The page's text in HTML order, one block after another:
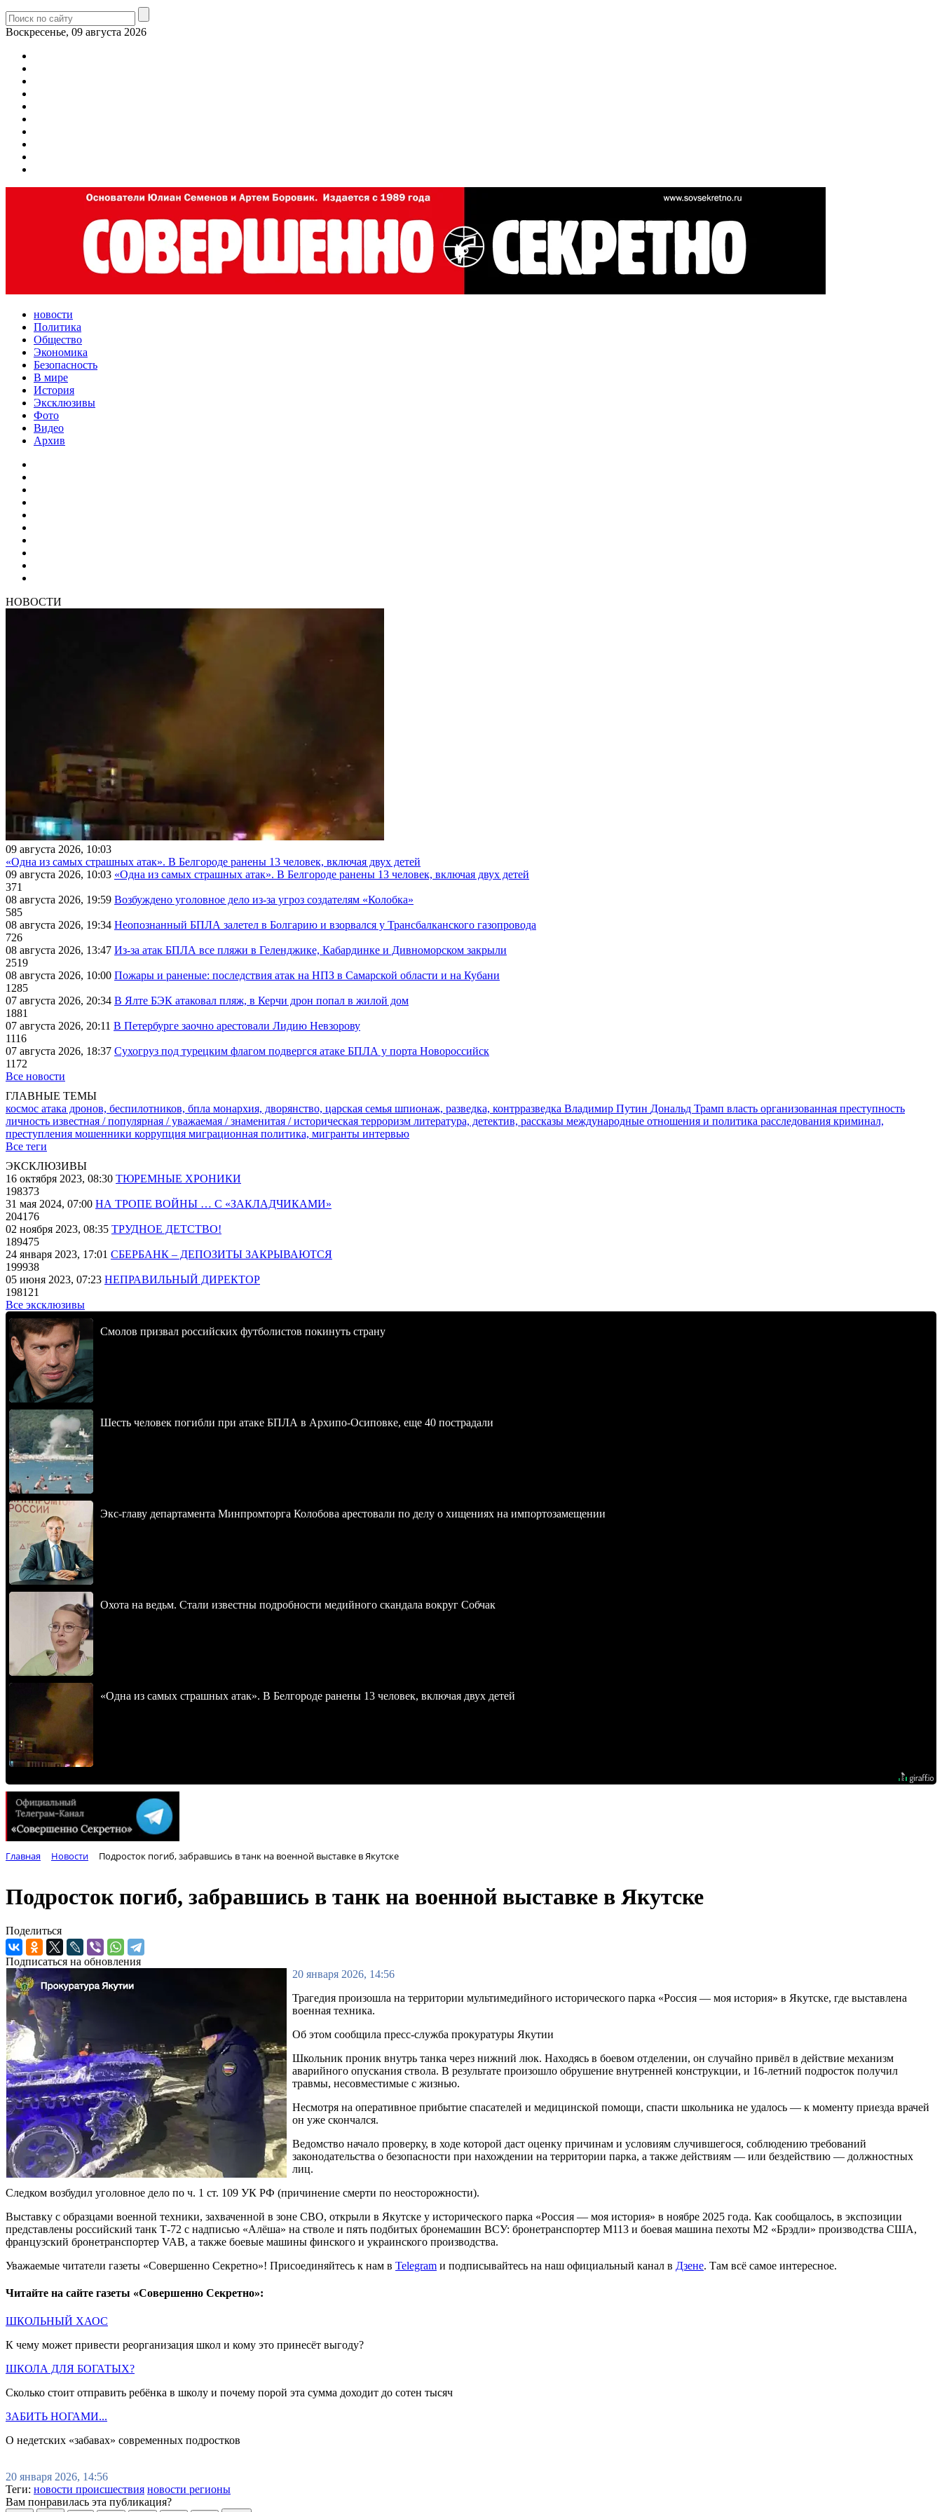
Воскресенье, 09 августа 2026
новости
Политика
Общество
Экономика
Безопасность
В мире
История
Эксклюзивы
Фото
Видео
Архив
НОВОСТИ
09 августа 2026, 10:03
«Одна из самых страшных атак». В Белгороде ранены 13 человек, включая двух детей
09 августа 2026, 10:03 «Одна из самых страшных атак». В Белгороде ранены 13 человек, включая двух детей
371
08 августа 2026, 19:59 Возбуждено уголовное дело из-за угроз создателям «Колобка»
585
08 августа 2026, 19:34 Неопознанный БПЛА залетел в Болгарию и взорвался у Трансбалканского газопровода
726
08 августа 2026, 13:47 Из-за атак БПЛА все пляжи в Геленджике, Кабардинке и Дивноморском закрыли
2519
08 августа 2026, 10:00 Пожары и раненые: последствия атак на НПЗ в Самарской области и на Кубани
1285
07 августа 2026, 20:34 В Ялте БЭК атаковал пляж, в Керчи дрон попал в жилой дом
1881
07 августа 2026, 20:11 В Петербурге заочно арестовали Лидию Невзорову
1116
07 августа 2026, 18:37 Сухогруз под турецким флагом подвергся атаке БПЛА у порта Новороссийск
1172
Все новости
ГЛАВНЫЕ ТЕМЫ
космос атака дронов, беспилотников, бпла монархия, дворянство, царская семья шпионаж, разведка, контрразведка Владимир Путин Дональд Трамп власть организованная преступность
личность известная / популярная / уважаемая / знаменитая / историческая терроризм литература, детектив, рассказы международные отношения и политика расследования криминал,
преступления мошенники коррупция миграционная политика, мигранты интервью
Все теги
ЭКСКЛЮЗИВЫ
16 октября 2023, 08:30 ТЮРЕМНЫЕ ХРОНИКИ
198373
31 мая 2024, 07:00 НА ТРОПЕ ВОЙНЫ … С «ЗАКЛАДЧИКАМИ»
204176
02 ноября 2023, 08:35 ТРУДНОЕ ДЕТСТВО!
189475
24 января 2023, 17:01 СБЕРБАНК – ДЕПОЗИТЫ ЗАКРЫВАЮТСЯ
199938
05 июня 2023, 07:23 НЕПРАВИЛЬНЫЙ ДИРЕКТОР
198121
Все эксклюзивы
Смолов призвал российских футболистов покинуть страну
Шесть человек погибли при атаке БПЛА в Архипо-Осиповке, еще 40 пострадали
Экс-главу департамента Минпромторга Колобова арестовали по делу о хищениях на импортозамещении
Охота на ведьм. Стали известны подробности медийного скандала вокруг Собчак
«Одна из самых страшных атак». В Белгороде ранены 13 человек, включая двух детей
Главная Новости Подросток погиб, забравшись в танк на военной выставке в Якутске
Подросток погиб, забравшись в танк на военной выставке в Якутске
Поделиться
Подписаться на обновления
20 января 2026, 14:56
Трагедия произошла на территории мультимедийного исторического парка «Россия — моя история» в Якутске, где выставлена
военная техника.
Об этом сообщила пресс-служба прокуратуры Якутии
Школьник проник внутрь танка через нижний люк. Находясь в боевом отделении, он случайно привёл в действие механизм
аварийного опускания ствола. В результате произошло обрушение внутренней конструкции, и 16-летний подросток получил
травмы, несовместимые с жизнью.
Несмотря на оперативное прибытие спасателей и медицинской помощи, спасти школьника не удалось — к моменту приезда врачей
он уже скончался.
Ведомство начало проверку, в ходе которой даст оценку причинам и условиям случившегося, соблюдению требований
законодательства о безопасности при нахождении на территории парка, а также действиям — или бездействию — должностных
лиц.
Следком возбудил уголовное дело по ч. 1 ст. 109 УК РФ (причинение смерти по неосторожности).
Выставку с образцами военной техники, захваченной в зоне СВО, открыли в Якутске у исторического парка «Россия — моя история» в ноябре 2025 года. Как сообщалось, в экспозиции
представлены российский танк Т-72 с надписью «Алёша» на стволе и пять подбитых бронемашин ВСУ: бронетранспортер M113 и боевая машина пехоты M2 «Брэдли» производства США,
французский бронетранспортер VAB, а также боевые машины финского и украинского производства.
Уважаемые читатели газеты «Совершенно Секретно»! Присоединяйтесь к нам в Telegram и подписывайтесь на наш официальный канал в Дзене. Там всё самое интересное.
Читайте на сайте газеты «Совершенно Секретно»:
ШКОЛЬНЫЙ ХАОС
К чему может привести реорганизация школ и кому это принесёт выгоду?
ШКОЛА ДЛЯ БОГАТЫХ?
Сколько стоит отправить ребёнка в школу и почему порой эта сумма доходит до сотен тысяч
ЗАБИТЬ НОГАМИ...
О недетских «забавах» современных подростков
20 января 2026, 14:56
Теги: новости происшествия новости регионы
Вам понравилась эта публикация?